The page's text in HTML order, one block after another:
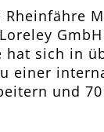
GmbH
hat sich in
einer
und